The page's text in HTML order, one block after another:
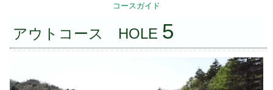
コースガイド
アウトコース HOLE 5